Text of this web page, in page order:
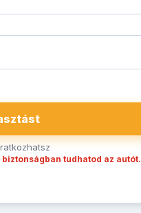
tudhatod az autót.